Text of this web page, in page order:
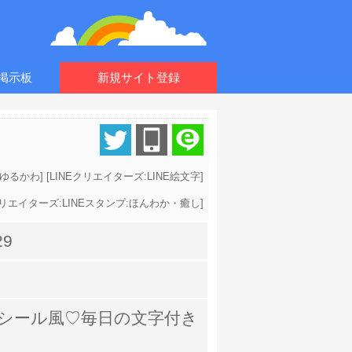
示板 新規サイト登録
るかわ] [ LINEクリエイターズ:LINE絵文字]
エイターズ:LINEスタンプ:ほんわか・癒し]
ール風♡毎日の文字付き